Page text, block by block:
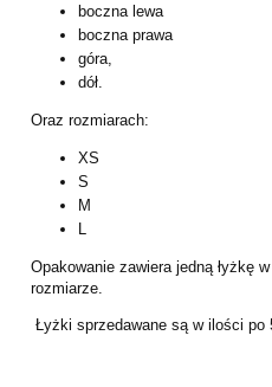
boczna lewa
boczna prawa
góra,
dół.
Oraz rozmiarach:
XS
S
M
Opakowanie zawiera jedną łyżkę
rozmiarze.
Łyżki sprzedawane są w ilości po